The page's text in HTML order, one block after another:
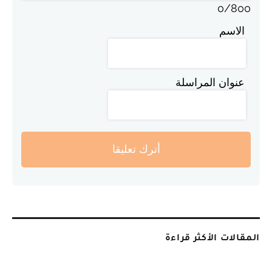
0/800
الاسم
عنوان المراسلة
أترك تعليقا
المقالات الأكثر قراءة